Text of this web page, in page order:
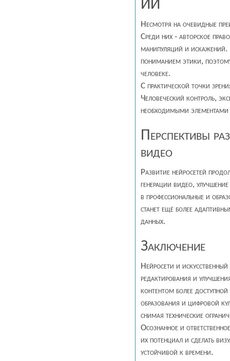
ИИ
Несмотря на очевидные
Среди них - авторское
манипуляций и искажений.
пониманием этики, поэтому
человеке.
С практической точки
Человеческий контроль,
необходимыми элементами
Перспективы
видео
Развитие нейросетей
генерации видео,
в профессиональные и
станет ещё более
данных.
Заключение
Нейросети и
редактирования и
контентом более
образования и цифровой
снимая технические
Осознанное и
их потенциал и сделать
устойчивой к времени.